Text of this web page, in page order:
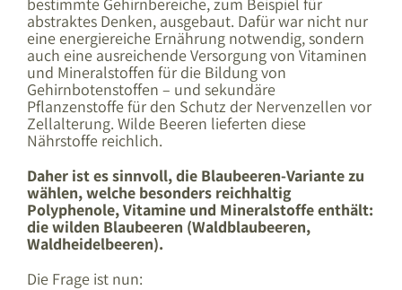
abstraktes Denken, ausgebaut. Dafür war nicht nur
eine energiereiche Ernährung notwendig, sondern
auch eine ausreichende Versorgung von Vitaminen
und Mineralstoffen für die Bildung von
Gehirnbotenstoffen – und sekundäre
Pflanzenstoffe für den Schutz der Nervenzellen vor
Zellalterung. Wilde Beeren lieferten diese
Nährstoffe reichlich.
Daher ist es sinnvoll, die Blaubeeren-Variante zu
wählen, welche besonders reichhaltig
Polyphenole, Vitamine und Mineralstoffe enthält:
die wilden Blaubeeren (Waldblaubeeren,
Waldheidelbeeren).
Die Frage ist nun: